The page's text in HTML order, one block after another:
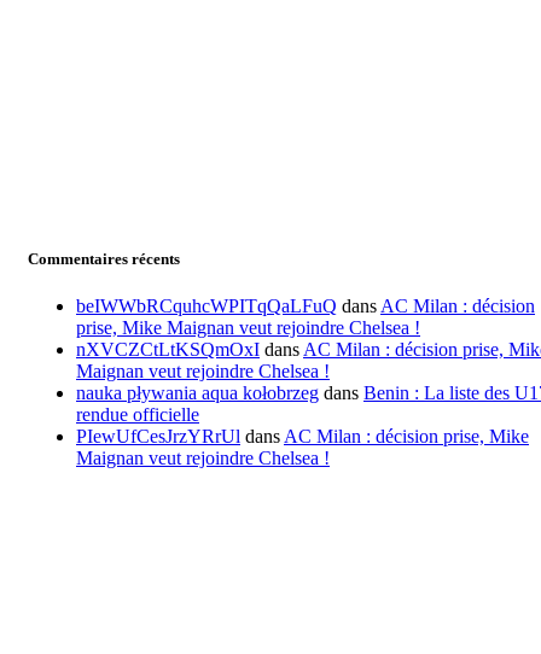
Commentaires récents
beIWWbRCquhcWPITqQaLFuQ dans AC Milan : décision
prise, Mike Maignan veut rejoindre Chelsea !
nXVCZCtLtKSQmOxI dans AC Milan : décision prise,
Maignan veut rejoindre Chelsea !
nauka pływania aqua kołobrzeg dans Benin : La liste des
rendue officielle
PIewUfCesJrzYRrUl dans AC Milan : décision prise, Mike
Maignan veut rejoindre Chelsea !